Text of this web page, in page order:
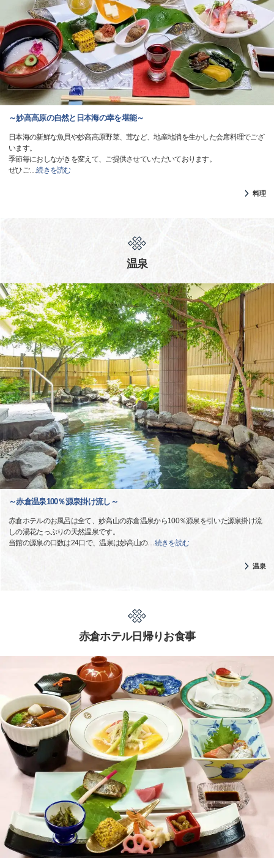
～妙高高原の自然と日本海の幸を堪能～
日本海の新鮮な魚貝や妙高高原野菜、茸など、地産地消を生かした会席料理でござ
います。
季節毎におしながきを変えて、ご提供させていただいております。
ぜひご…続きを読む
料理
温泉
～赤倉温泉100％源泉掛け流し～
赤倉ホテルのお風呂は全て、妙高山の赤倉温泉から100％源泉を引いた源泉掛け流
しの湯花たっぷりの天然温泉です。
当館の源泉の口数は24口で、温泉は妙高山の…続きを読む
温泉
赤倉ホテル日帰りお食事